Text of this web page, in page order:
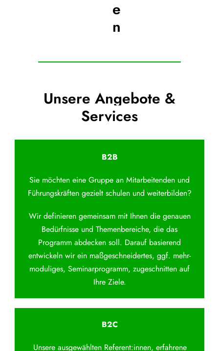
e
n
Unsere Angebote &
Services
B2B
Sie möchten eine Gruppe an Mitarbeitenden und
Führungskräften gezielt schulen und weiterbilden?
Wir definieren gemeinsam mit Ihnen die genauen
Bedürfnisse und Themenbereiche, die das
Programm abdecken soll. Darauf basierend
entwickeln wir ein maßgeschneidertes, ggf. mehr-
moduliges, Seminarprogramm, zugeschnitten auf
Ihre Ziele.
B2C
Unsere ausgewählten Referent:innen, erfahrene